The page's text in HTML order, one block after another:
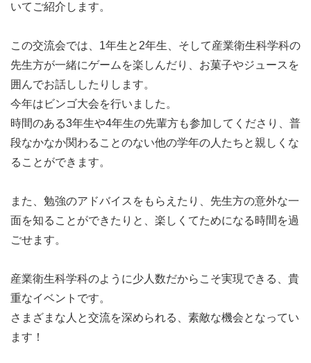
いてご紹介します。
この交流会では、1年生と2年生、そして産業衛生科学科の
先生方が一緒にゲームを楽しんだり、お菓子やジュースを
囲んでお話ししたりします。
今年はビンゴ大会を行いました。
時間のある3年生や4年生の先輩方も参加してくださり、普
段なかなか関わることのない他の学年の人たちと親しくな
ることができます。
また、勉強のアドバイスをもらえたり、先生方の意外な一
面を知ることができたりと、楽しくてためになる時間を過
ごせます。
産業衛生科学科のように少人数だからこそ実現できる、貴
重なイベントです。
さまざまな人と交流を深められる、素敵な機会となってい
ます！